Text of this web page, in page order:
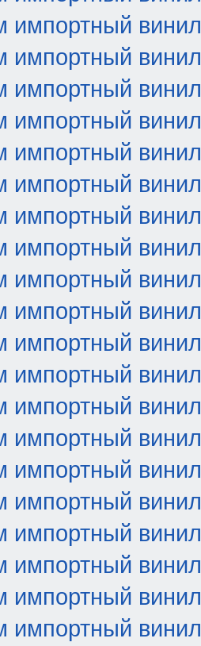
импортный винил
импортный винил
импортный винил
импортный винил
импортный винил
импортный винил
импортный винил
импортный винил
импортный винил
импортный винил
импортный винил
импортный винил
импортный винил
импортный винил
импортный винил
импортный винил
импортный винил
импортный винил
импортный винил
импортный винил